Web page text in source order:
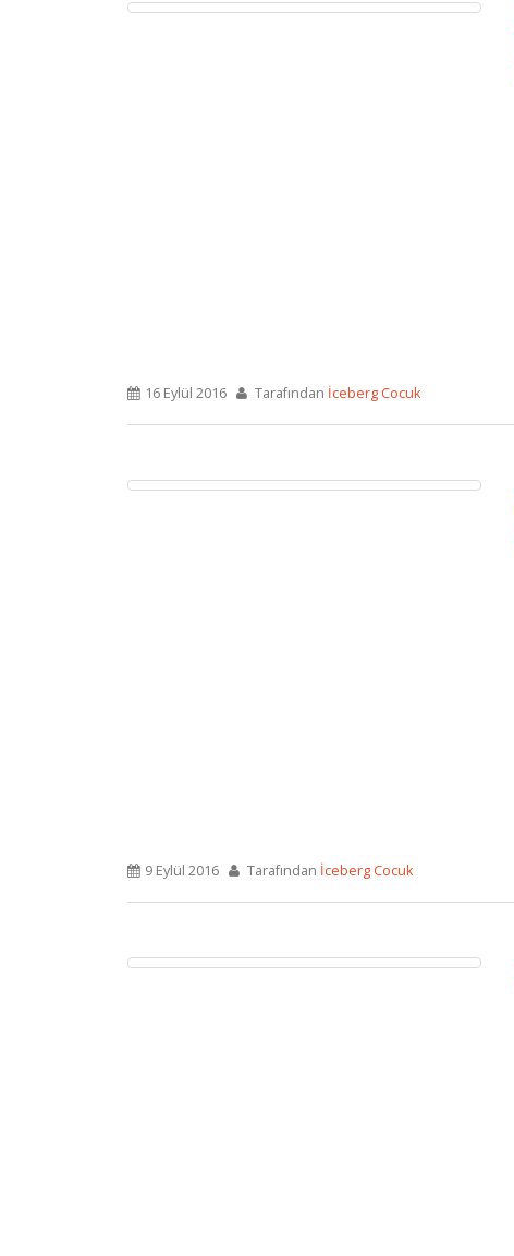
16 Eylül 2016 Tarafından İceberg Cocuk
9 Eylül 2016 Tarafından İceberg Cocuk